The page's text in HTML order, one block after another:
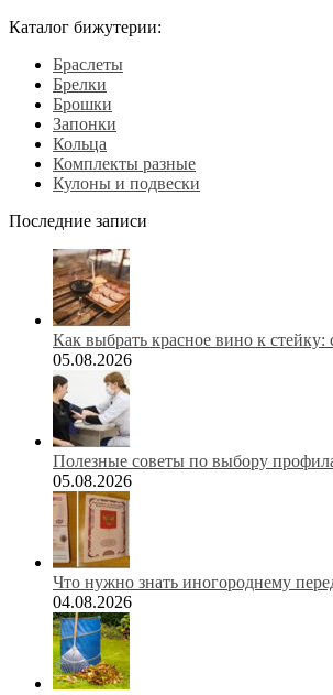
Каталог бижутерии:
Браслеты
Брелки
Брошки
Запонки
Кольца
Комплекты разные
Кулоны и подвески
Последние записи
Как выбрать красное вино к стейку:
05.08.2026
Полезные советы по выбору
05.08.2026
Что нужно знать иногороднему
04.08.2026